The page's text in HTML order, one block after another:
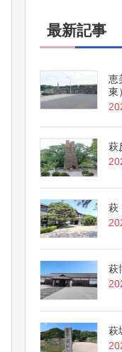
最新記事
恵
東）
萩
萩
萩
萩